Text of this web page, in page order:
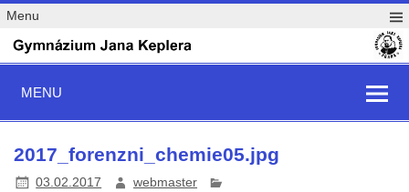
Menu
MENU
2017_forenzni_chemie05.jpg
03.02.2017 webmaster